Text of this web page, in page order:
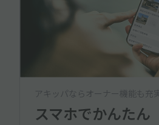
アキッパならオーナー機能も充実
スマホでかんたん